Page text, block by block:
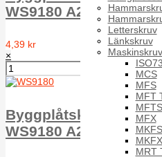
Letterskruv
Länkskruv
Maskinskruv
MCS
MFS
MFT
MFX
MKFS
MKFX
MRT
WS9180 A2 A 6.5X25
4,39 kr
×
Byggplåtskruv EPDM-
WS9180 A2 A 6.5X32